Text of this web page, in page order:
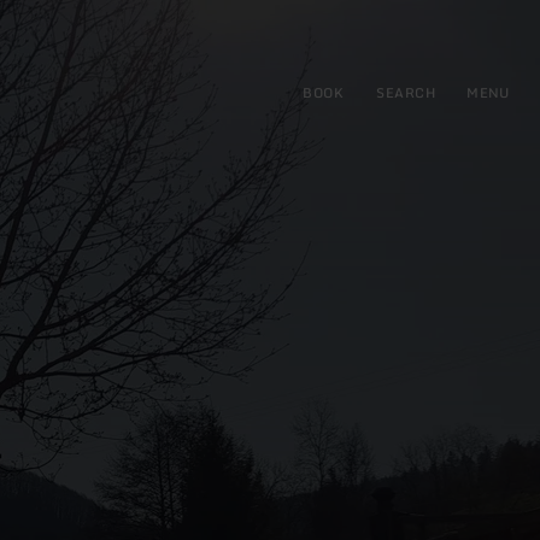
BOOK SEARCH MENU